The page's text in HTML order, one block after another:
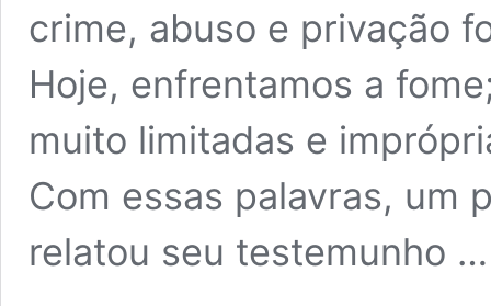
crime, abuso e privação
Hoje, enfrentamos a
muito limitadas e
Com essas palavras, um
relatou seu testemunho